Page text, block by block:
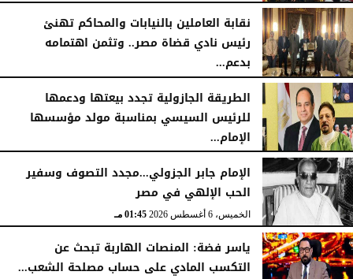
الجمعة، 7 أغسطس 2026
نقابة العاملين بالنيابات والمحاكم تهنئ
رئيس نادي قضاة مصر.. وتثمن اهتمامه
بدعم...
الخميس، 6 أغسطس 2026
الطريقة الجازولية تجدد بيعتها ودعمها
للرئيس السيسي بمناسبة مولد مؤسسها
الإمام...
الخميس، 6 أغسطس 2026
الإمام جابر الجزولي...مجدد التصوف وسفير
الحب الإلهي في مصر
الخميس، 6 أغسطس 2026 01:45 مـ
ياسر فضة: المنصات الهاربة تبحث عن
التكسب المادي على حساب مصلحة الشعب...